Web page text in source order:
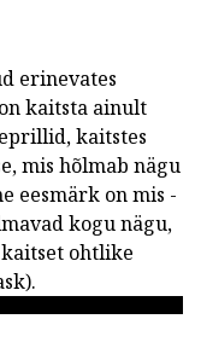
erinevates
kaitsta ainult
kaitstes
mis hõlmab nägu
eesmärk on mis -
kogu nägu,
ohtlike